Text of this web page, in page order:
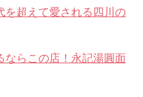
を超えて愛される四川の
ならこの店！永記湯圓面